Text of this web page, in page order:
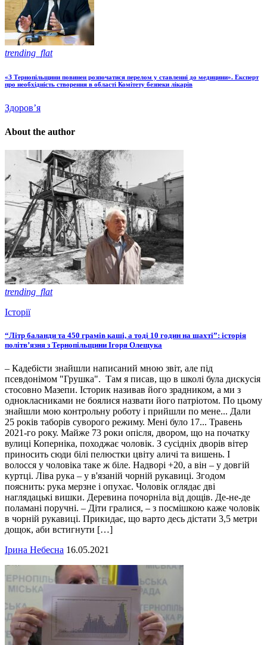
trending_flat
«З Тернопільщини повинен розпочатися перелом у ставленні до медицини». Експерт
про необхідність створення в області Комітету безпеки лікарів
Здоров’я
About the author
trending_flat
Історії
“Літр баланди та 450 грамів каші, а тоді 10 годин на шахті”: історія
політв’язня з Тернопільщини Ігоря Олещука
– Кадебісти знайшли написаний мною звіт, але під
псевдонімом "Грушка". Там я писав, що в школі була дискусія
стосовно Мазепи. Історик називав його зрадником, а ми з
однокласниками не боялися назвати його патріотом. По цьому
знайшли мою контрольну роботу і прийшли по мене... Дали
25 років таборів суворого режиму. Мені було 17... Травень
2021-го року. Майже 73 роки опісля, двором, що на початку
вулиці Коперніка, походжає чоловік. З сусідніх дворів вітер
приносить сюди білі пелюстки цвіту аличі та вишень. І
волосся у чоловіка таке ж біле. Надворі +20, а він – у довгій
куртці. Ліва рука – у в'язаній чорній рукавиці. Згодом
пояснить: рука мерзне і опухає. Чоловік оглядає дві
наглядацькі вишки. Деревина почорніла від дощів. Де-не-де
поламані поручні. – Діти гралися, – з посмішкою каже чоловік
в чорній рукавиці. Прикидає, що варто десь дістати 3,5 метри
дощок, аби встигнути […]
Ірина Небесна 16.05.2021